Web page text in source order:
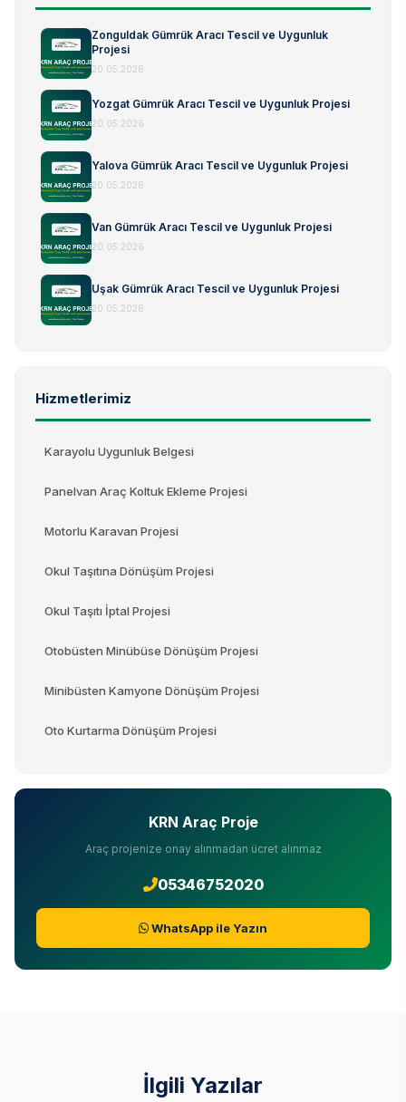
Zonguldak Gümrük Aracı Tescil ve Uygunluk
Projesi
20.05.2026
Yozgat Gümrük Aracı Tescil ve Uygunluk Projesi
20.05.2026
Yalova Gümrük Aracı Tescil ve Uygunluk Projesi
20.05.2026
Van Gümrük Aracı Tescil ve Uygunluk Projesi
20.05.2026
Uşak Gümrük Aracı Tescil ve Uygunluk Projesi
20.05.2026
Hizmetlerimiz
Karayolu Uygunluk Belgesi
Panelvan Araç Koltuk Ekleme Projesi
Motorlu Karavan Projesi
Okul Taşıtına Dönüşüm Projesi
Okul Taşıtı İptal Projesi
Otobüsten Minübüse Dönüşüm Projesi
Minibüsten Kamyone Dönüşüm Projesi
Oto Kurtarma Dönüşüm Projesi
KRN Araç Proje
Araç projenize onay alınmadan ücret alınmaz
05346752020
WhatsApp ile Yazın
İlgili Yazılar